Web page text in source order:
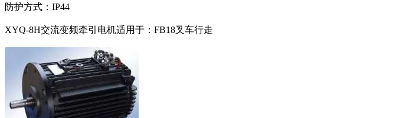
防护方式：IP44
XYQ-8H交流变频牵引电机适用于：FB18叉车行走